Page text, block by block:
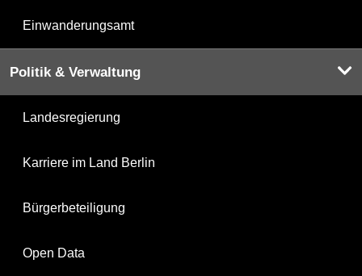
Einwanderungsamt
Politik & Verwaltung
Landesregierung
Karriere im Land Berlin
Bürgerbeteiligung
Open Data